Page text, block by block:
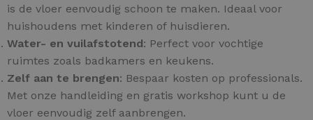
is de vloer eenvoudig schoon te maken. Ideaal voor
huishoudens met kinderen of huisdieren.
Water- en vuilafstotend: Perfect voor vochtige
ruimtes zoals badkamers en keukens.
Zelf aan te brengen: Bespaar kosten op professionals.
Met onze handleiding en gratis workshop kunt u de
vloer eenvoudig zelf aanbrengen.